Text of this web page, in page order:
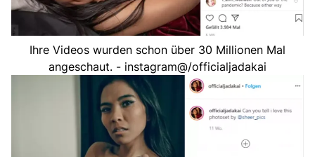
Ihre Videos wurden schon über 30 Millionen Mal
angeschaut. - instagram@/officialjadakai